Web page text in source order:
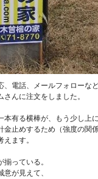
、電話、メールフォローな
んに注文をしました。
本有る横棒が、もう少し上
金止めするため（強度の関係
ます。
揃っている。
が見えて、